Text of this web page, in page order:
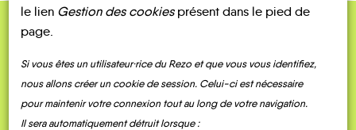
QUELQUES
Témoignages
le lien Gestion des cookiesprésent dans le pied de
page.
Si vous êtes un utilisateur·rice du Rezo et que vous vous identifiez,
nous allons créer un cookie de session. Celui-ci est nécessaire
pour maintenir votre connexion tout au long de votre navigation.
Il sera automatiquement détruit lorsque :